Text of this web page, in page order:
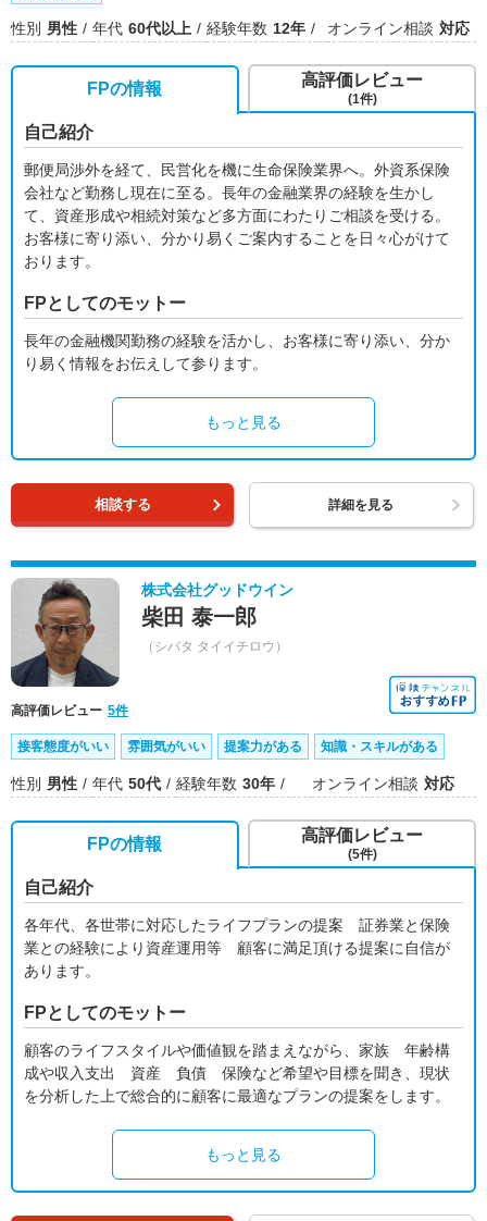
性別 男性 年代 60代以上 経験年数 12年 オンライン相談 対応
FPの情報
自己紹介
郵便局渉外を経て、民営化を機に生命保険業界へ。外資系保険
会社など勤務し現在に至る。長年の金融業界の経験を生かし
て、資産形成や相続対策など多方面にわたりご相談を受ける。
お客様に寄り添い、分かり易くご案内することを日々心がけて
おります。
FPとしてのモットー
長年の金融機関勤務の経験を活かし、お客様に寄り添い、分か
り易く情報をお伝えして参ります。
もっと見る
高評価レビュー
(1件)
相談する 詳細を見る
株式会社グッドウイン
柴田 泰一郎
（シバタ タイイチロウ）
高評価レビュー 5件
接客態度がいい 雰囲気がいい 提案力がある 知識・スキルがある
性別 男性 年代 50代 経験年数 30年 オンライン相談 対応
FPの情報
自己紹介
各年代、各世帯に対応したライフプランの提案 証券業と保険
業との経験により資産運用等 顧客に満足頂ける提案に自信が
あります。
FPとしてのモットー
顧客のライフスタイルや価値観を踏まえながら、家族 年齢構
成や収入支出 資産 負債 保険など希望や目標を聞き、現状
を分析した上で総合的に顧客に最適なプランの提案をします。
もっと見る
高評価レビュー
(5件)